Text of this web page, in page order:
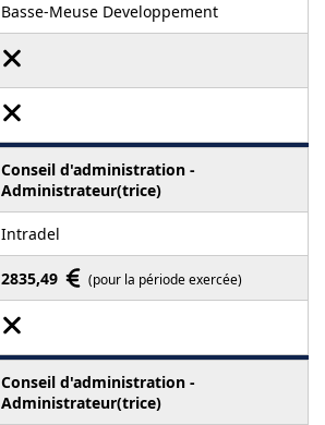
Basse-Meuse Developpement
Conseil d'administration -
Administrateur(trice)
Intradel
2835,49 (pour la période exercée)
Conseil d'administration -
Administrateur(trice)